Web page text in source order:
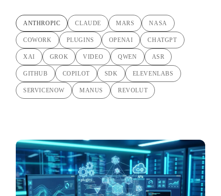
ANTHROPIC CLAUDE MARS NASA
COWORK PLUGINS OPENAI CHATGPT
XAI GROK VIDEO QWEN ASR
GITHUB COPILOT SDK ELEVENLABS
SERVICENOW MANUS REVOLUT